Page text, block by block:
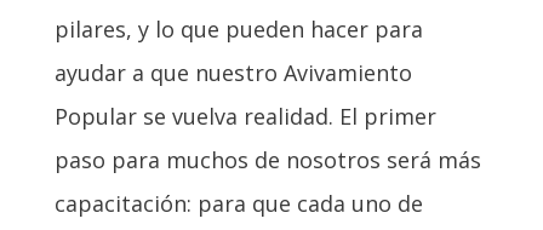
pilares, y lo que pueden hacer para
ayudar a que nuestro Avivamiento
Popular se vuelva realidad. El primer
paso para muchos de nosotros será más
capacitación: para que cada uno de